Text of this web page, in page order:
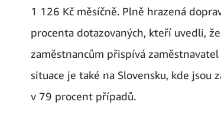
1 126 Kč měsíčně. Plně hrazená
procenta dotazovaných, kteří uvedli,
zaměstnancům přispívá
situace je také na Slovensku, kde jsou
v 79 procent případů.